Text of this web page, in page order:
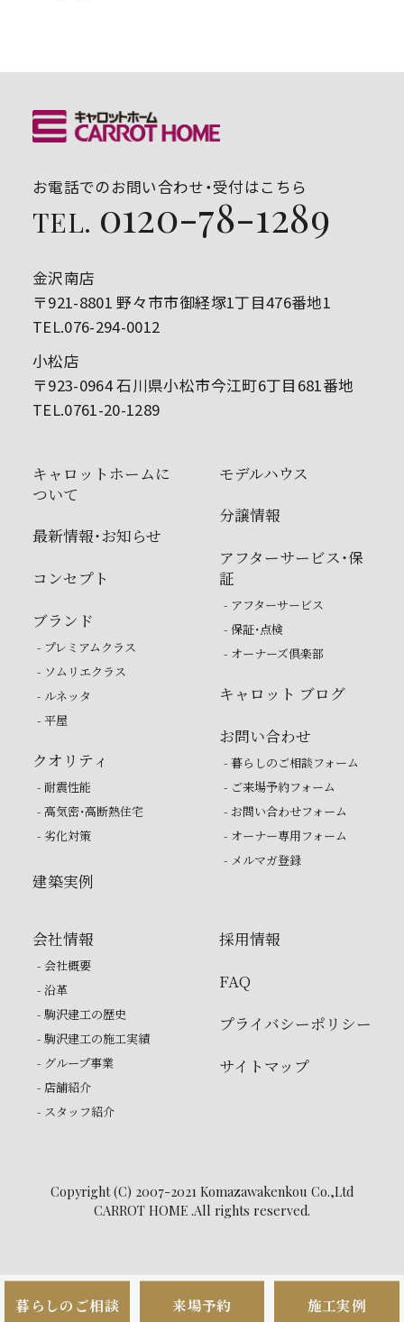
お電話でのお問い合わせ・受付はこちら
TEL. 0120-78-1289
金沢南店
〒921-8801 野々市市御経塚1丁目476番地1
TEL.076-294-0012
小松店
〒923-0964 石川県小松市今江町6丁目681番地
TEL.0761-20-1289
キャロットホームに
ついて
最新情報・お知らせ
コンセプト
ブランド
- プレミアムクラス
- ソムリエクラス
- ルネッタ
- 平屋
クオリティ
- 耐震性能
- 高気密・高断熱住宅
- 劣化対策
建築実例
モデルハウス
分譲情報
アフターサービス・保
証
- アフターサービス
- 保証・点検
- オーナーズ倶楽部
キャロット ブログ
お問い合わせ
- 暮らしのご相談フォーム
- ご来場予約フォーム
- お問い合わせフォーム
- オーナー専用フォーム
- メルマガ登録
会社情報
- 会社概要
- 沿革
- 駒沢建工の歴史
- 駒沢建工の施工実績
- グループ事業
- 店舗紹介
- スタッフ紹介
採用情報
FAQ
プライバシーポリシー
サイトマップ
Copyright (C) 2007-2021 Komazawakenkou Co.,Ltd
CARROT HOME .All rights reserved.
暮らしのご相談 来場予約 施工実例